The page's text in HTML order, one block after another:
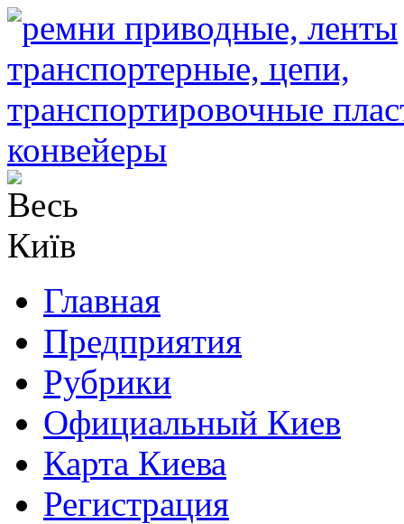
Главная
Предприятия
Рубрики
Официальный Киев
Карта Киева
Регистрация